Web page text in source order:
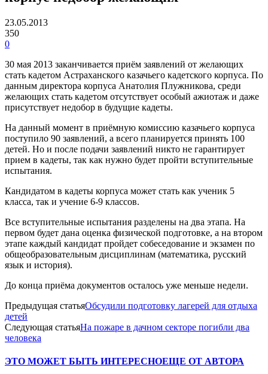
23.05.2013
350
0
30 мая 2013 заканчивается приём заявлений от желающих
стать кадетом Астраханского казачьего кадетского корпуса. По
данным директора корпуса Анатолия Плужникова, среди
желающих стать кадетом отсутствует особый ажиотаж и даже
присутствует недобор в будущие кадеты.
На данный момент в приёмную комиссию казачьего корпуса
поступило 90 заявлений, а всего планируется принять 100
детей. Но и после подачи заявлений никто не гарантирует
прием в кадеты, так как нужно будет пройти вступительные
испытания.
Кандидатом в кадеты корпуса может стать как ученик 5
класса, так и учение 6-9 классов.
Все вступительные испытания разделены на два этапа. На
первом будет дана оценка физической подготовке, а на втором
этапе каждый кандидат пройдет собеседование и экзамен по
общеобразовательным дисциплинам (математика, русский
язык и история).
До конца приёма документов осталось уже меньше недели.
Предыдущая статьяОбсудили подготовку лагерей для отдыха
детей
Следующая статьяНа пожаре в дачном секторе погибли два
человека
ЭТО МОЖЕТ БЫТЬ ИНТЕРЕСНОЕЩЕ ОТ АВТОРА